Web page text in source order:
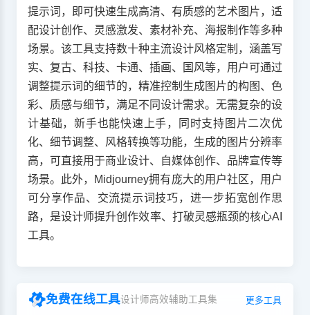
提示词，即可快速生成高清、有质感的艺术图片，适
配设计创作、灵感激发、素材补充、海报制作等多种
场景。该工具支持数十种主流设计风格定制，涵盖写
实、复古、科技、卡通、插画、国风等，用户可通过
调整提示词的细节的，精准控制生成图片的构图、色
彩、质感与细节，满足不同设计需求。无需复杂的设
计基础，新手也能快速上手，同时支持图片二次优
化、细节调整、风格转换等功能，生成的图片分辨率
高，可直接用于商业设计、自媒体创作、品牌宣传等
场景。此外，Midjourney拥有庞大的用户社区，用户
可分享作品、交流提示词技巧，进一步拓宽创作思
路，是设计师提升创作效率、打破灵感瓶颈的核心AI
工具。
免费在线工具设计师高效辅助工具集 更多工具